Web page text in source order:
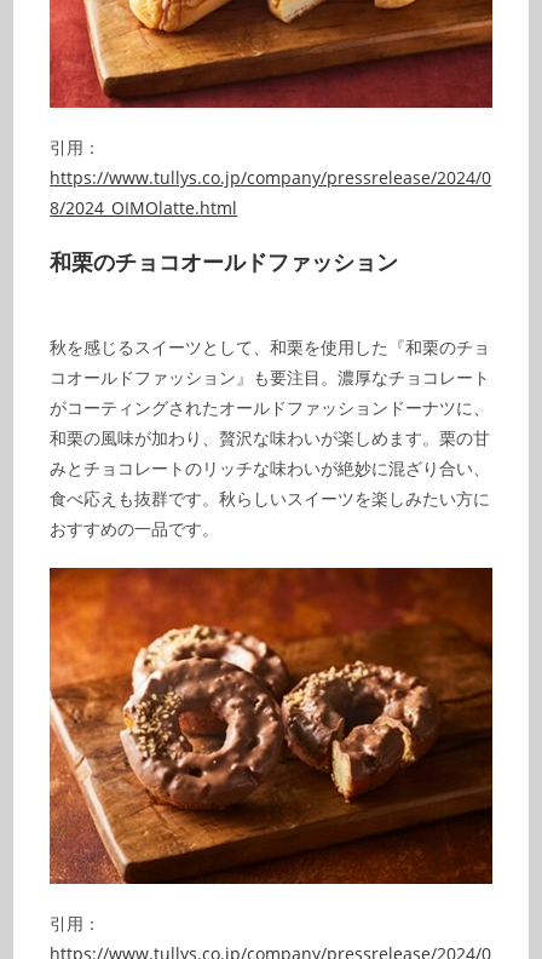
引用：
https://www.tullys.co.jp/company/pressrelease/2024/0
8/2024_OIMOlatte.html
和栗のチョコオールドファッション
秋を感じるスイーツとして、和栗を使用した『和栗のチョ
コオールドファッション』も要注目。濃厚なチョコレート
がコーティングされたオールドファッションドーナツに、
和栗の風味が加わり、贅沢な味わいが楽しめます。栗の甘
みとチョコレートのリッチな味わいが絶妙に混ざり合い、
食べ応えも抜群です。秋らしいスイーツを楽しみたい方に
おすすめの一品です。
引用：
https://www.tullys.co.jp/company/pressrelease/2024/0